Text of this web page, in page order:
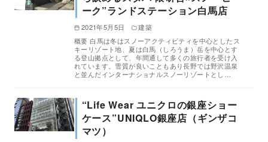
ーク”ランドステーション白馬店
2021年5月5日
建築
概要 白馬は冬はスノーアクティビティを中心としたス
キーリゾート地、夏は白馬（しろうま）岳を中心とす
る登山拠点として、年間通して多くの旅行者を受け入
れています。雪質が良いこともあり長野では野沢温泉
と並んだインターナショナルスノーリゾートとし…
“Life Wear ユニクロの銀座ショー
ケース”UNIQLO銀座店（ギンザコ
マツ）